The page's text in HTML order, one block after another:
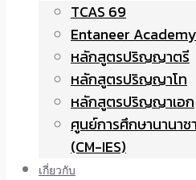
TCAS 69
Entaneer Academy
หลักสูตรปริญญาตรี
หลักสูตรปริญญาโท
หลักสูตรปริญญาเอก
ศูนย์การศึกษานานา
(CM-IES)
เกี่ยวกับ